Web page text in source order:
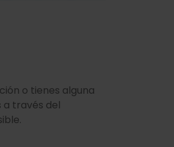
o tienes alguna
través del